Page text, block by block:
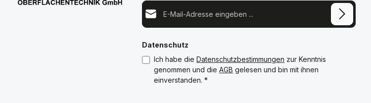
E-Mail-Adresse*
Datenschutz
Ich habe dieDatenschutzbestimmungen zur Kenntnis
genommen und dieAGB gelesen und bin mit ihnen
einverstanden.*